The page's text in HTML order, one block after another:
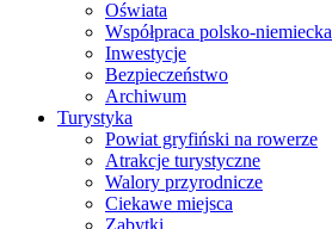
Oświata
Współpraca polsko-niemiecka
Inwestycje
Bezpieczeństwo
Archiwum
Turystyka
Powiat gryfiński na rowerze
Atrakcje turystyczne
Walory przyrodnicze
Ciekawe miejsca
Zabytki